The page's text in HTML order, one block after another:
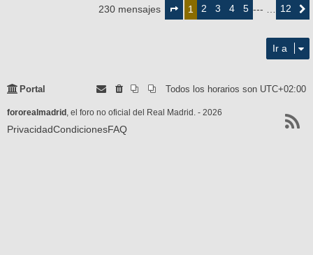
230 mensajes
de
1 2 3 4 5 --- … 12
Ir a
Portal Todos los horarios son UTC+02:00
fororealmadrid , el foro no oficial del Real Madrid. - 2026
PrivacidadCondicionesFAQ